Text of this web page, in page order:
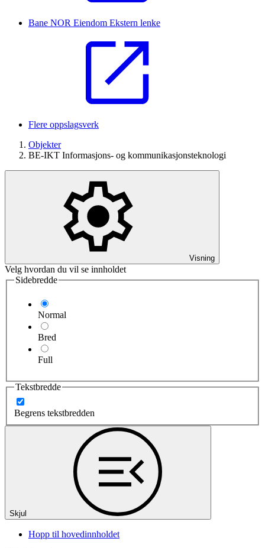
Bane NOR Eiendom Ekstern lenke
Flere oppslagsverk
Objekter
BE-IKT Informasjons- og kommunikasjonsteknologi
Visning
Velg hvordan du vil se innholdet
Sidebredde
Normal
Bred
Full
Tekstbredde
Begrens tekstbredden
Skjul
Hopp til hovedinnholdet